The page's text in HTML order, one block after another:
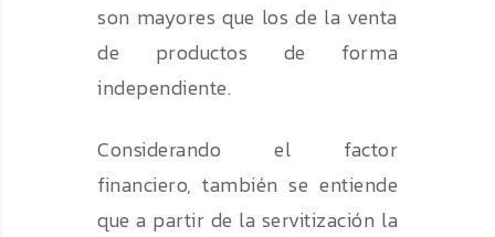
son mayores que los de la venta
de productos de forma
independiente.
Considerando el factor
financiero, también se entiende
que a partir de la servitización la